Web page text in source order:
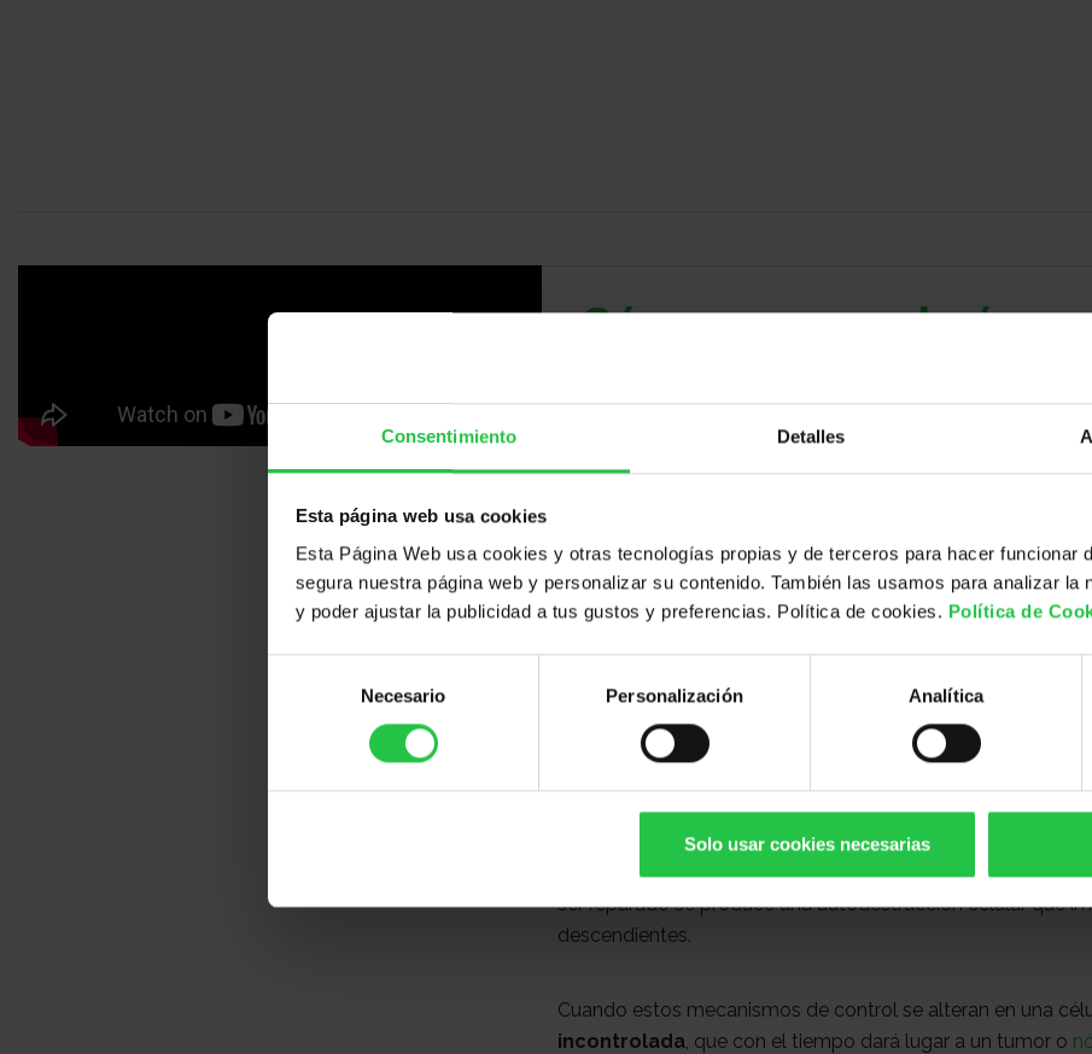
Consentimiento Detalles
Esta página web usa cookies
Esta Página Web usa cookies y otras tecnologías propias y de terceros para hacer funcionar
segura nuestra página web y personalizar su contenido. También las usamos para analizar la
y poder ajustar la publicidad a tus gustos y preferencias. Política de cookies. Política de
consentimiento
Necesario Personalización Analítica
Solo usar cookies necesarias
¿Cómo ocurre el
Estas células se dividen periódicamente y de forma
mantener así la integridad y el correcto funcionamiento de
proceso de división de las célulasestá regulado por
célula cuándo comenzar a dividirse y cuándo permanecer
ser reparado se produce una autodestrucción celular que
descendientes.
Cuando estos mecanismos de control se alteran en una
incontrolada, que con el tiempo dará lugar a un tumor o